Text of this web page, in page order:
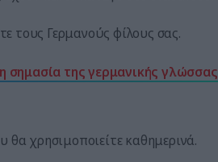
τους Γερμανούς φίλους σας.
σημασία της γερμανικής γλώσσας
θα χρησιμοποιείτε καθημερινά.